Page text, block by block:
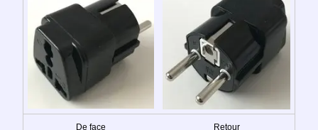
De face Retour